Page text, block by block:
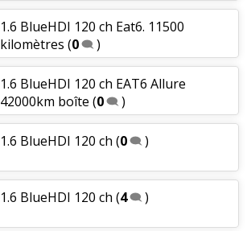
1.6 BlueHDI 120 ch Eat6. 11500
kilomètres (0 )
1.6 BlueHDI 120 ch EAT6 Allure
42000km boîte (0 )
1.6 BlueHDI 120 ch (0 )
1.6 BlueHDI 120 ch (4 )